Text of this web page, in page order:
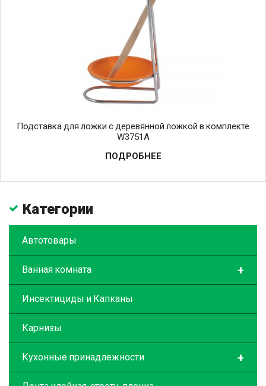
Подставка для ложки с деревянной ложкой в комплекте
W3751A
ПОДРОБНЕЕ
Категории
Автотовары
+
Ванная комната
Инсектициды и Капканы
Карнизы
+
Кухонные принадлежности